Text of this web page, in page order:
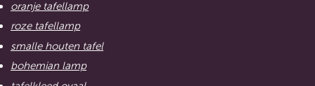
oranje tafellamp
roze tafellamp
smalle houten tafel
bohemian lamp